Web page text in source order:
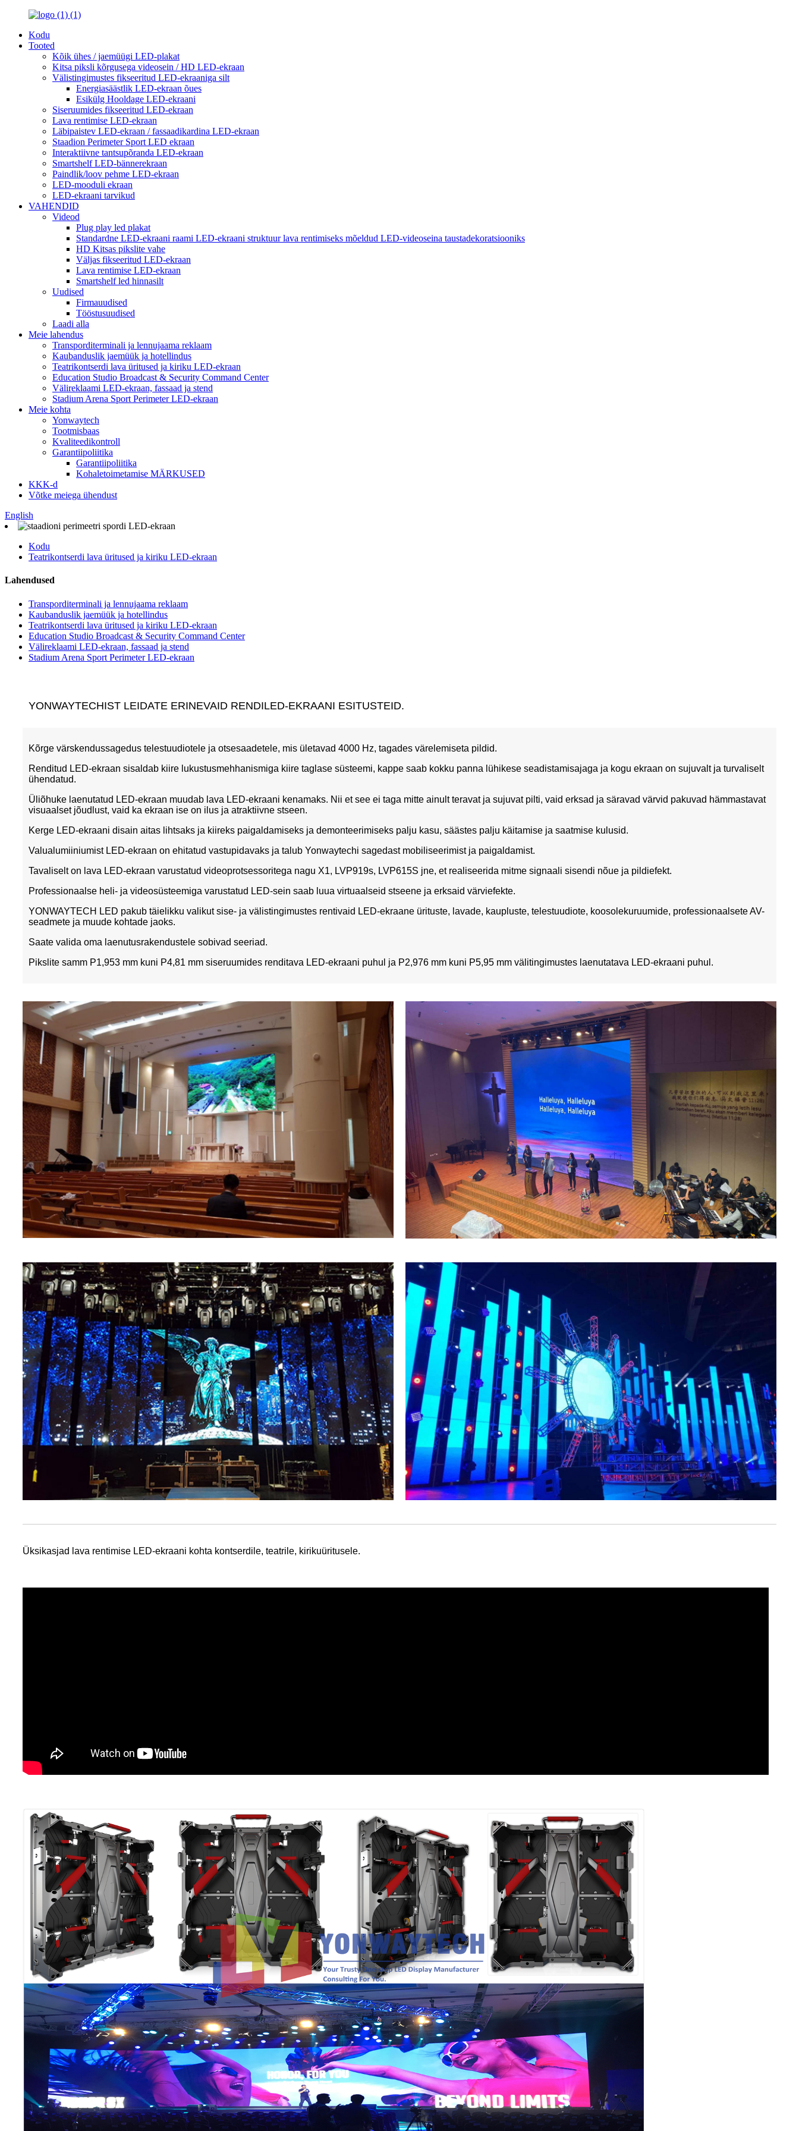
Kodu
Tooted
Kõik ühes / jaemüügi LED-plakat
Kitsa piksli kõrgusega videosein / HD LED-ekraan
Välistingimustes fikseeritud LED-ekraaniga silt
Energiasäästlik LED-ekraan õues
Esikülg Hooldage LED-ekraani
Siseruumides fikseeritud LED-ekraan
Lava rentimise LED-ekraan
Läbipaistev LED-ekraan / fassaadikardina LED-ekraan
Staadion Perimeter Sport LED ekraan
Interaktiivne tantsupõranda LED-ekraan
Smartshelf LED-bännerekraan
Paindlik/loov pehme LED-ekraan
LED-mooduli ekraan
LED-ekraani tarvikud
VAHENDID
Videod
Plug play led plakat
Standardne LED-ekraani raami LED-ekraani struktuur lava rentimiseks mõeldud LED-videoseina taustadekoratsiooniks
HD Kitsas pikslite vahe
Väljas fikseeritud LED-ekraan
Lava rentimise LED-ekraan
Smartshelf led hinnasilt
Uudised
Firmauudised
Tööstusuudised
Laadi alla
Meie lahendus
Transporditerminali ja lennujaama reklaam
Kaubanduslik jaemüük ja hotellindus
Teatrikontserdi lava üritused ja kiriku LED-ekraan
Education Studio Broadcast & Security Command Center
Välireklaami LED-ekraan, fassaad ja stend
Stadium Arena Sport Perimeter LED-ekraan
Meie kohta
Yonwaytech
Tootmisbaas
Kvaliteedikontroll
Garantiipoliitika
Garantiipoliitika
Kohaletoimetamise MÄRKUSED
KKK-d
Võtke meiega ühendust
English
Kodu
Teatrikontserdi lava üritused ja kiriku LED-ekraan
Lahendused
Transporditerminali ja lennujaama reklaam
Kaubanduslik jaemüük ja hotellindus
Teatrikontserdi lava üritused ja kiriku LED-ekraan
Education Studio Broadcast & Security Command Center
Välireklaami LED-ekraan, fassaad ja stend
Stadium Arena Sport Perimeter LED-ekraan
YONWAYTECHIST LEIDATE ERINEVAID RENDILED-EKRAANI ESITUSTEID.
Kõrge värskendussagedus telestuudiotele ja otsesaadetele, mis ületavad 4000 Hz, tagades värelemiseta pildid.
Renditud LED-ekraan sisaldab kiire lukustusmehhanismiga kiire taglase süsteemi, kappe saab kokku panna lühikese seadistamisajaga ja kogu ekraan on sujuvalt ja turvaliselt
ühendatud.
Üliõhuke laenutatud LED-ekraan muudab lava LED-ekraani kenamaks. Nii et see ei taga mitte ainult teravat ja sujuvat pilti, vaid erksad ja säravad värvid pakuvad hämmastavat
visuaalset jõudlust, vaid ka ekraan ise on ilus ja atraktiivne stseen.
Kerge LED-ekraani disain aitas lihtsaks ja kiireks paigaldamiseks ja demonteerimiseks palju kasu, säästes palju käitamise ja saatmise kulusid.
Valualumiiniumist LED-ekraan on ehitatud vastupidavaks ja talub Yonwaytechi sagedast mobiliseerimist ja paigaldamist.
Tavaliselt on lava LED-ekraan varustatud videoprotsessoritega nagu X1, LVP919s, LVP615S jne, et realiseerida mitme signaali sisendi nõue ja pildiefekt.
Professionaalse heli- ja videosüsteemiga varustatud LED-sein saab luua virtuaalseid stseene ja erksaid värviefekte.
YONWAYTECH LED pakub täielikku valikut sise- ja välistingimustes rentivaid LED-ekraane ürituste, lavade, kaupluste, telestuudiote, koosolekuruumide, professionaalsete AV-
seadmete ja muude kohtade jaoks.
Saate valida oma laenutusrakendustele sobivad seeriad.
Pikslite samm P1,953 mm kuni P4,81 mm siseruumides renditava LED-ekraani puhul ja P2,976 mm kuni P5,95 mm välitingimustes laenutatava LED-ekraani puhul.
Üksikasjad lava rentimise LED-ekraani kohta kontserdile, teatrile, kirikuüritusele.